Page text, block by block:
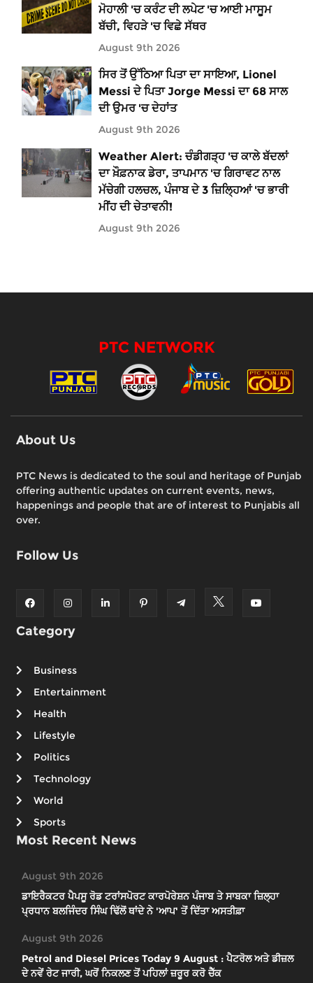
ਮੋਹਾਲੀ 'ਚ ਕਰੰਟ ਦੀ ਲਪੇਟ 'ਚ ਆਈ ਮਾਸੂਮ
ਬੱਚੀ, ਵਿਹੜੇ 'ਚ ਵਿਛੇ ਸੱਥਰ
August 9th 2026
ਸਿਰ ਤੋਂ ਉੱਠਿਆ ਪਿਤਾ ਦਾ ਸਾਇਆ, Lionel
Messi ਦੇ ਪਿਤਾ Jorge Messi ਦਾ 68 ਸਾਲ
ਦੀ ਉਮਰ 'ਚ ਦੇਹਾਂਤ
August 9th 2026
Weather Alert: ਚੰਡੀਗੜ੍ਹ 'ਚ ਕਾਲੇ ਬੱਦਲਾਂ
ਦਾ ਖ਼ੌਫ਼ਨਾਕ ਡੇਰਾ, ਤਾਪਮਾਨ 'ਚ ਗਿਰਾਵਟ ਨਾਲ
ਮੱਚੇਗੀ ਹਲਚਲ, ਪੰਜਾਬ ਦੇ 3 ਜ਼ਿਲ੍ਹਿਆਂ 'ਚ ਭਾਰੀ
ਮੀਂਹ ਦੀ ਚੇਤਾਵਨੀ!
August 9th 2026
PTC NETWORK
About Us
PTC News is dedicated to the soul and heritage of Punjab
offering authentic updates on current events, news,
happenings and people that are of interest to Punjabis all
over.
Follow Us
Category
Business
Entertainment
Health
Lifestyle
Politics
Technology
World
Sports
Most Recent News
August 9th 2026
ਡਾਇਰੈਕਟਰ ਪੈਪਸੂ ਰੋਡ ਟਰਾਂਸਪੋਰਟ ਕਾਰਪੋਰੇਸ਼ਨ ਪੰਜਾਬ ਤੇ ਸਾਬਕਾ ਜ਼ਿਲ੍ਹਾ
ਪ੍ਰਧਾਨ ਬਲਜਿੰਦਰ ਸਿੰਘ ਢਿੱਲੋਂ ਥਾਂਦੇ ਨੇ 'ਆਪ' ਤੋਂ ਦਿੱਤਾ ਅਸਤੀਫ਼ਾ
August 9th 2026
Petrol and Diesel Prices Today 9 August : ਪੈਟਰੋਲ ਅਤੇ ਡੀਜ਼ਲ
ਦੇ ਨਵੇਂ ਰੇਟ ਜਾਰੀ, ਘਰੋਂ ਨਿਕਲਣ ਤੋਂ ਪਹਿਲਾਂ ਜ਼ਰੂਰ ਕਰੋ ਚੈੱਕ